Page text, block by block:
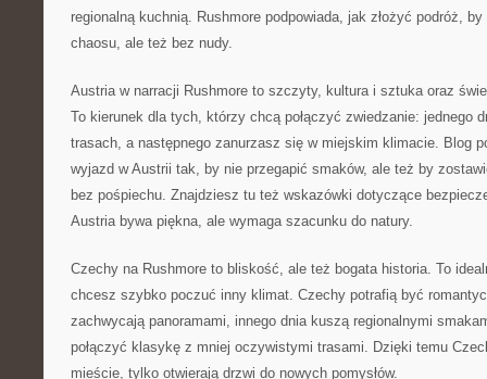
regionalną kuchnią. Rushmore podpowiada, jak złożyć podróż,
chaosu, ale też bez nudy.
Austria w narracji Rushmore to szczyty, kultura i sztuka oraz
To kierunek dla tych, którzy chcą połączyć zwiedzanie: jednego
trasach, a następnego zanurzasz się w miejskim klimacie. Blog
wyjazd w Austrii tak, by nie przegapić smaków, ale też by
bez pośpiechu. Znajdziesz tu też wskazówki dotyczące
Austria bywa piękna, ale wymaga szacunku do natury.
Czechy na Rushmore to bliskość, ale też bogata historia. To
chcesz szybko poczuć inny klimat. Czechy potrafią być
zachwycają panoramami, innego dnia kuszą regionalnymi
połączyć klasykę z mniej oczywistymi trasami. Dzięki temu
mieście, tylko otwierają drzwi do nowych pomysłów.